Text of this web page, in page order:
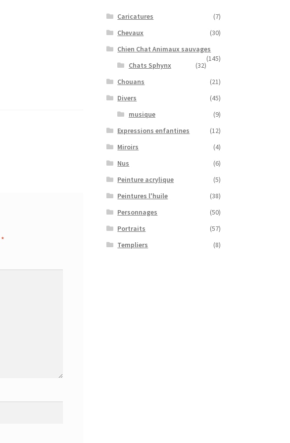
*
Caricatures
(7)
Chevaux
(30)
Chien Chat Animaux sauvages
(145)
Chats Sphynx
(32)
Chouans
(21)
Divers
(45)
musique
(9)
Expressions enfantines
(12)
Miroirs
(4)
Nus
(6)
Peinture acrylique
(5)
Peintures l'huile
(38)
Personnages
(50)
Portraits
(57)
Templiers
(8)